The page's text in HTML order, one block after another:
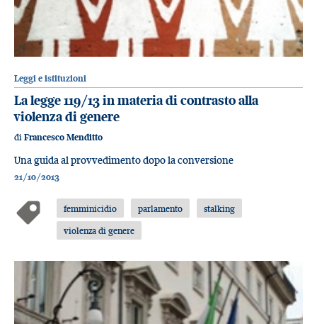
Leggi e istituzioni
La legge 119/13 in materia di contrasto alla
violenza di genere
di Francesco Menditto
Una guida al provvedimento dopo la conversione
21/10/2013
femminicidio parlamento
stalking
violenza di genere